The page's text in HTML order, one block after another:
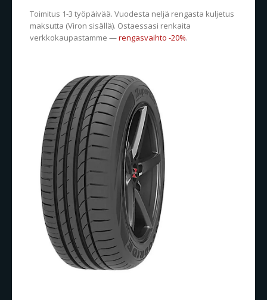
Toimitus 1-3 työpäivää. Vuodesta neljä rengasta kuljetus
maksutta (Viron sisällä). Ostaessasi renkaita
verkkokaupastamme —rengasvaihto -20%.